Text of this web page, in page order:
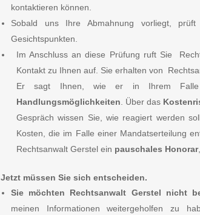
kontaktieren können.
Sobald uns Ihre Abmahnung vorliegt,
Gesichtspunkten.
Im Anschluss an diese Prüfung ruft Sie
Kontakt zu Ihnen auf. Sie erhalten von
Er sagt Ihnen, wie er in Ihrem Falle
Handlungsmöglichkeiten . Über das
Gespräch wissen Sie, wie reagiert werden
Kosten, die im Falle einer Mandatserteilung
Rechtsanwalt Gerstel ein pauschales Honorar
Jetzt müssen Sie sich entscheiden.
Sie möchten Rechtsanwalt Gerstel nicht
meinen Informationen weitergeholfen zu